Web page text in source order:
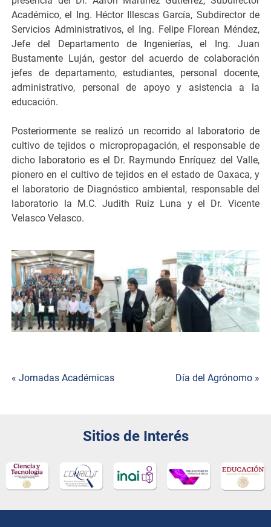
Académico, el Ing. Héctor Illescas García, Subdirector de
Servicios Administrativos, el Ing. Felipe Florean Méndez,
Jefe del Departamento de Ingenierías, el Ing. Juan
Bustamente Luján, gestor del acuerdo de colaboración
jefes de departamento, estudiantes, personal docente,
administrativo, personal de apoyo y asistencia a la
educación.
Posteriormente se realizó un recorrido al laboratorio de
cultivo de tejidos o micropropagación, el responsable de
dicho laboratorio es el Dr. Raymundo Enríquez del Valle,
pionero en el cultivo de tejidos en el estado de Oaxaca, y
el laboratorio de Diagnóstico ambiental, responsable del
laboratorio la M.C. Judith Ruiz Luna y el Dr. Vicente
Velasco Velasco.
« Jornadas Académicas Día del Agrónomo »
Sitios de Interés